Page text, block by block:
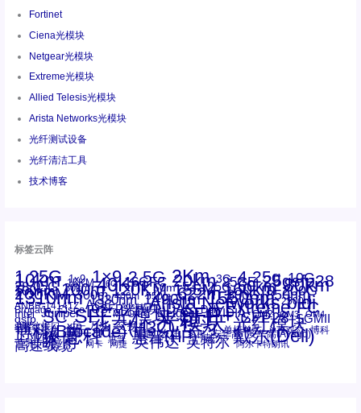
Fortinet
Ciena光模块
Netgear光模块
Extreme光模块
Allied Telesis光模块
Arista Networks光模块
光纤测试设备
光纤清洁工具
技术博客
标签云阵
1.25G 1x9 1×9 2.5G 2Km 3G 4.25g 10G
10km 15KM 16G 16GFC 20km 25GE 25gsfp28
28.05G 30km 40Km 50m 53.125G 60km 80km
100km 100m 120KM 155M 160km 200G
200KM 300m 400m 550m 622m 800G 850nm
1310nm 1330nm 1490nm 1550nm 2500m
ANBR-1414TZ AOC Arista Arista Networks bidi
Brocade Cisco CSFP光模块 DAC Dell Extreme FC
Intel Juniper LC MPO-LC Netgear NVIDIA OM2 OM3 OM4
qsfp SC SFF光模块 SFP+ SFP28 SGMII
st螺纹接口 xfp 万兆 交换机 光模块 光纤模块
千兆光模块 华三 华三(H3C) 华为 单模单芯 单模双芯 博科
博科(Brocade) 博通 友讯 多模 安华高 安华高(Avago)
工业级 思科 惠普 惠普(HP) 戴尔 戴尔(Dell)
百兆 瞻博 网卡 网捷 英伟达 英特尔 阿尔卡特朗讯
高速线缆